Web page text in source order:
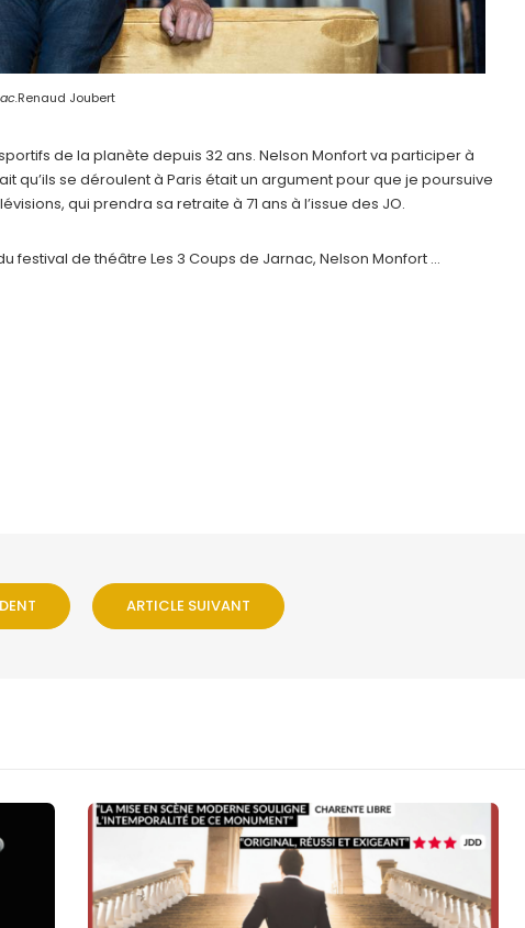
Renaud Joubert
de la planète depuis 32 ans. Nelson Monfort va participer à
qu’ils se déroulent à Paris était un argument pour que je poursuive
qui prendra sa retraite à 71 ans à l’issue des JO.
festival de théâtre Les 3 Coups de Jarnac, Nelson Monfort …
ARTICLE SUIVANT